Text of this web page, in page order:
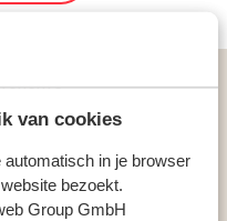
van cookies
in je browser
bezoekt.
Group GmbH
- Adults only